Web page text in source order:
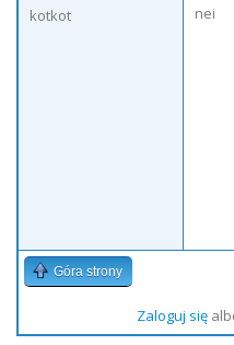
kotkot
nei
Góra strony
Zaloguj się